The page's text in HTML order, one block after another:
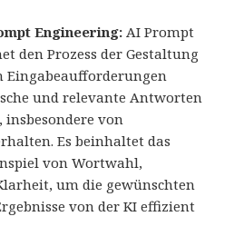
Engineering: AI Prompt
den Prozess der Gestaltung
und relevante Antworten
insbesondere von
Es beinhaltet das
von Wortwahl,
um die gewünschten
von der KI effizient